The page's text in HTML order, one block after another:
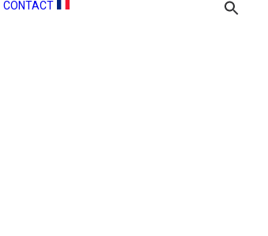
CONTACT